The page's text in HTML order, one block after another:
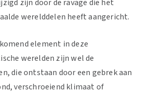
zijn door de ravage die het
werelddelen heeft aangericht.
element in deze
werelden zijn wel de
die ontstaan door een gebrek aan
verschroeiend klimaat of